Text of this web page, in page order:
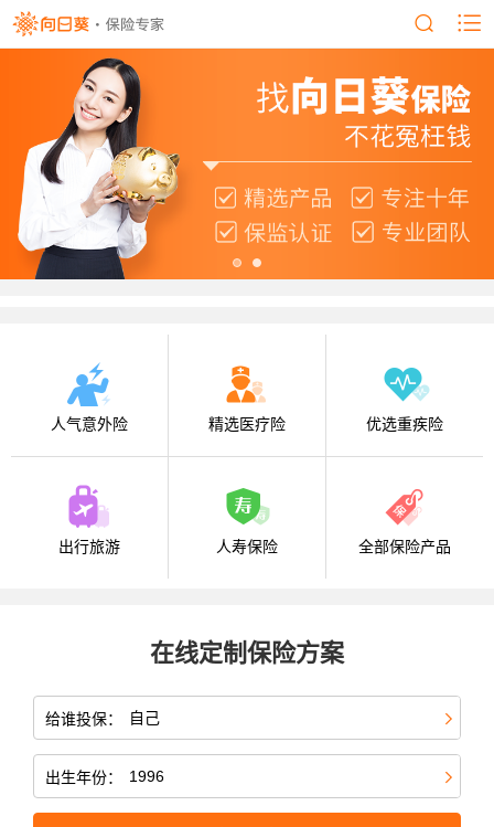
人气意外险 精选医疗险 优选重疾险
出行旅游 人寿保险 全部保险产品
在线定制保险方案
给谁投保：
出生年份：